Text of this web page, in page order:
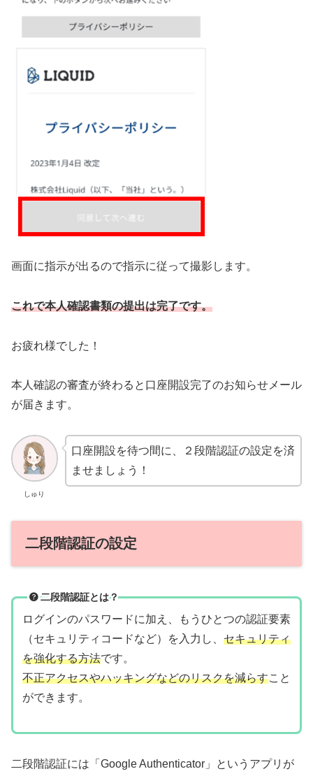
画面に指示が出るので指示に従って撮影します。
これで本人確認書類の提出は完了です。
お疲れ様でした！
本人確認の審査が終わると口座開設完了のお知らせメール
が届きます。
しゅり
口座開設を待つ間に、２段階認証の設定を済
ませましょう！
二段階認証の設定
二段階認証とは？
ログインのパスワードに加え、もうひとつの認証要素
（セキュリティコードなど）を入力し、 セキュリティ
を強化する方法です。
不正アクセスやハッキングなどのリスクを減らすこと
ができます。
二段階認証には「Google Authenticator」というアプリが